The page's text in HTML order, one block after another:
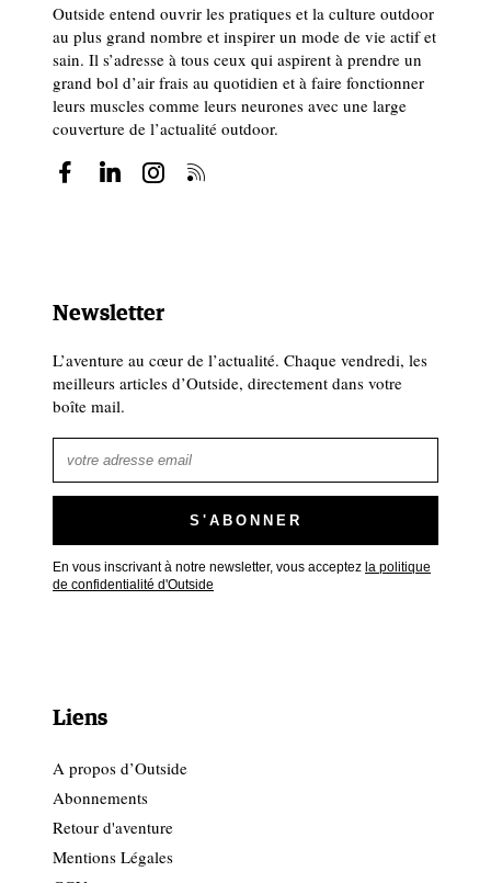
Outside entend ouvrir les pratiques et la culture outdoor
au plus grand nombre et inspirer un mode de vie actif et
sain. Il s’adresse à tous ceux qui aspirent à prendre un
grand bol d’air frais au quotidien et à faire fonctionner
leurs muscles comme leurs neurones avec une large
couverture de l’actualité outdoor.
Newsletter
L’aventure au cœur de l’actualité. Chaque vendredi, les
meilleurs articles d’Outside, directement dans votre
boîte mail.
En vous inscrivant à notre newsletter, vous acceptez la politique
de confidentialité d'Outside
Liens
A propos d’Outside
Abonnements
Retour d'aventure
Mentions Légales